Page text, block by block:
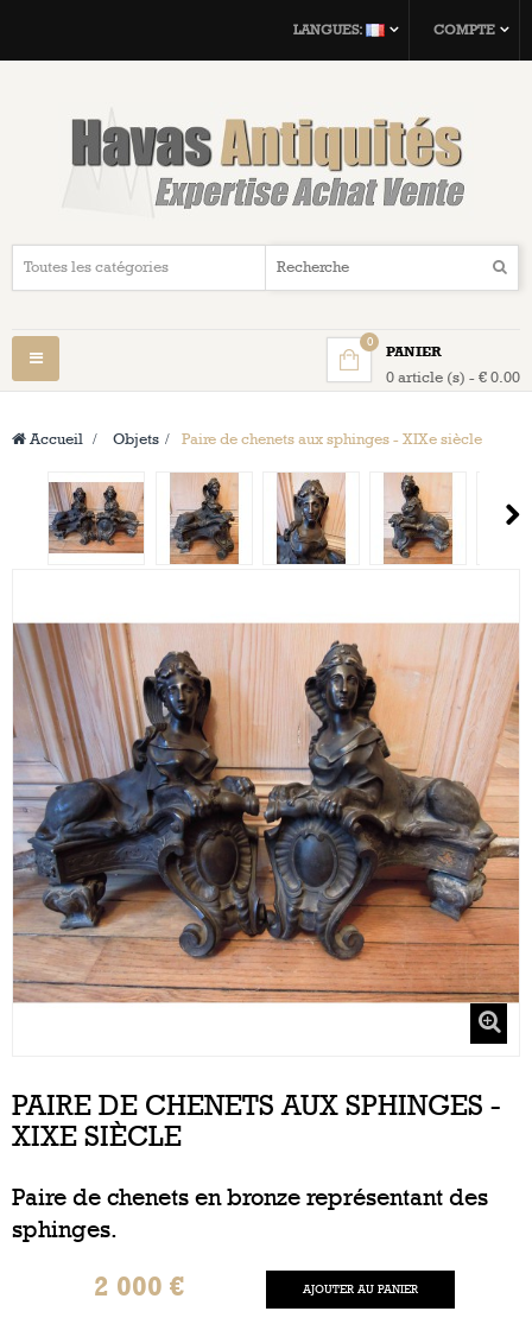
COMPTE
LANGUES:
PANIER
0 article (s) - € 0.00
0
Navigation
bascule
Accueil > Objets > Paire de chenets aux sphinges - XIXe siècle
PAIRE DE CHENETS AUX SPHINGES -
XIXE SIÈCLE
Paire de chenets en bronze représentant des
sphinges.
2 000 € AJOUTER AU PANIER